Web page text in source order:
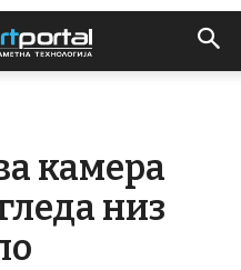
камера
низ